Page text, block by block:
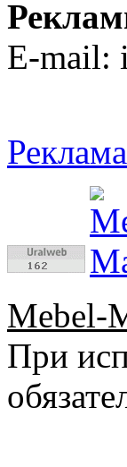
E-mail:
Mebel-
При